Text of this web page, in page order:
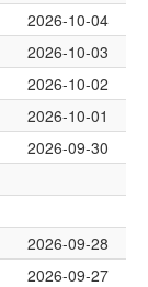
2026-10-04
2026-10-03
2026-10-02
2026-10-01
2026-09-30
2026-09-28
2026-09-27